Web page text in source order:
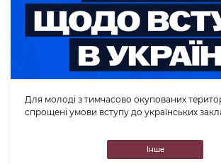
Для молоді з тимчасово окупованих
спрощені умови вступу до українських
Інше